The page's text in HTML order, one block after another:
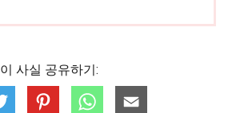
이 사실 공유하기: